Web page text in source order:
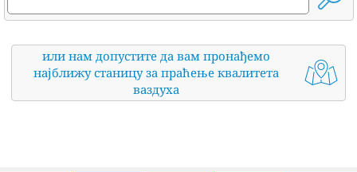
или нам допустите да вам пронађемо
најближу станицу за праћење квалитета
ваздуха